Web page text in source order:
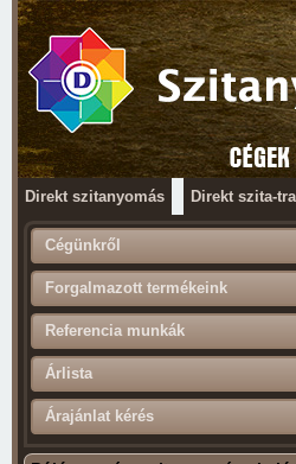
Direkt szitanyomás Direkt szita-
Cégünkről
Forgalmazott termékeink
Referencia munkák
Árlista
Árajánlat kérés